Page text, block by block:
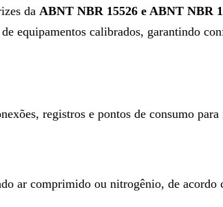
da ABNT NBR 15526 e ABNT NBR
equipamentos calibrados, garantindo
registros e pontos de consumo
ar comprimido ou nitrogênio, de